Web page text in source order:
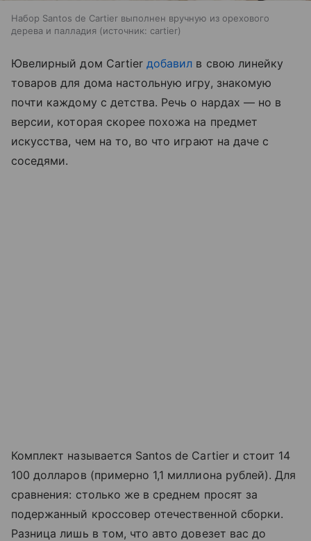
Набор Santos de Cartier выполнен вручную из орехового
дерева и палладия
источник: cartier
Ювелирный дом Cartierдобавил в свою линейку
товаров для дома настольную игру, знакомую
почти каждому с детства. Речь о нардах — но в
версии, которая скорее похожа на предмет
искусства, чем на то, во что играют на даче с
соседями.
Комплект называется Santos de Cartier и стоит 14
100 долларов (примерно 1,1 миллиона рублей). Для
сравнения: столько же в среднем просят за
подержанный кроссовер отечественной сборки.
Разница лишь в том, что авто довезет вас до